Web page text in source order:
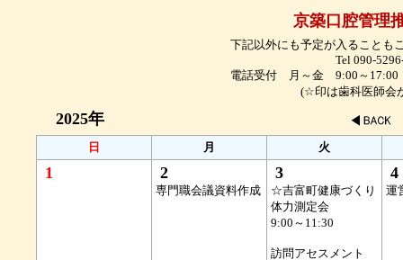
京築口腔管理
下記以外にも予定が入ることも
Tel 090-
電話受付 月～金 9:00～
(☆印は歯科医師会から
2025年
日 月 火
1 2
専門職会議資料作成
3
☆吉富町健康づくり
体力測定会
9:00～11:30
訪問アセスメント
4
運